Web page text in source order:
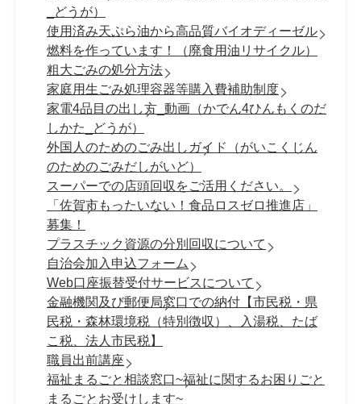
_どうが）
使用済み天ぷら油から高品質バイオディーゼル
燃料を作っています！（廃食用油リサイクル）
粗大ごみの処分方法
家庭用生ごみ処理容器等購入費補助制度
家電4品目の出し方_動画（かでん4ひんもくのだ
しかた_どうが）
外国人のためのごみ出しガイド（がいこくじん
のためのごみだしがいど）
スーパーでの店頭回収をご活用ください。
「佐賀市もったいない！食品ロスゼロ推進店」
募集！
プラスチック資源の分別回収について
自治会加入申込フォーム
Web口座振替受付サービスについて
金融機関及び郵便局窓口での納付【市民税・県
民税・森林環境税（特別徴収）、入湯税、たば
こ税、法人市民税】
職員出前講座
福祉まるごと相談窓口~福祉に関するお困りごと
まるごとお受けします~